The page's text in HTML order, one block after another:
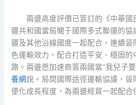
兩邊高度評價已簽訂的《中華
疆共和國當局關于國際多式聯運的協
疆及其他沿線國度一起配合，連續晉
色運輸效力，配合打造平安、穩固
路。兩邊愿加速商簽兩國當“我兒子
養網說。局間國際途徑運輸協議，晉
便化成長程度，為兩邊經貿一起配合